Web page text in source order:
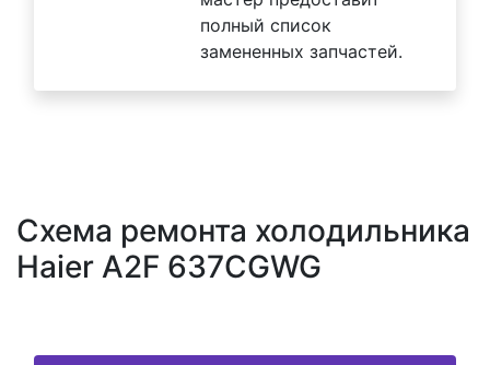
полный список
замененных запчастей.
Схема ремонта холодильника
Haier A2F 637CGWG